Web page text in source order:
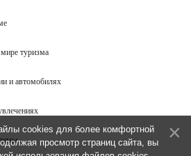
туризма
и автомобилях
...
cookies для более комфортной
просмотр страниц сайта, вы